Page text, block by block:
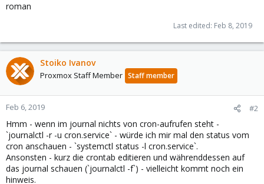
roman
Last edited: Feb 8, 2019
Stoiko Ivanov
Proxmox Staff Member Staff member
Feb 6, 2019 #2
Hmm - wenn im journal nichts von cron-aufrufen steht -
`journalctl -r -u cron.service` - würde ich mir mal den status vom
cron anschauen - `systemctl status -l cron.service`.
Ansonsten - kurz die crontab editieren und währenddessen auf
das journal schauen (`journalctl -f`) - vielleicht kommt noch ein
hinweis.